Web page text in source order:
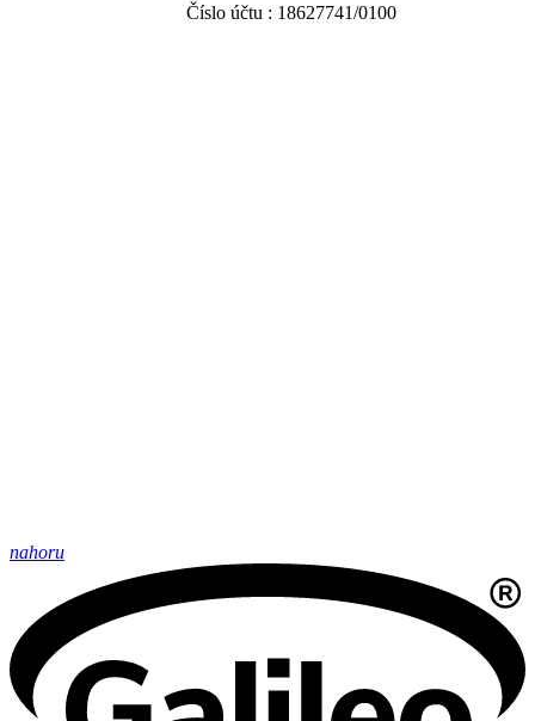
Číslo účtu : 18627741/0100
nahoru